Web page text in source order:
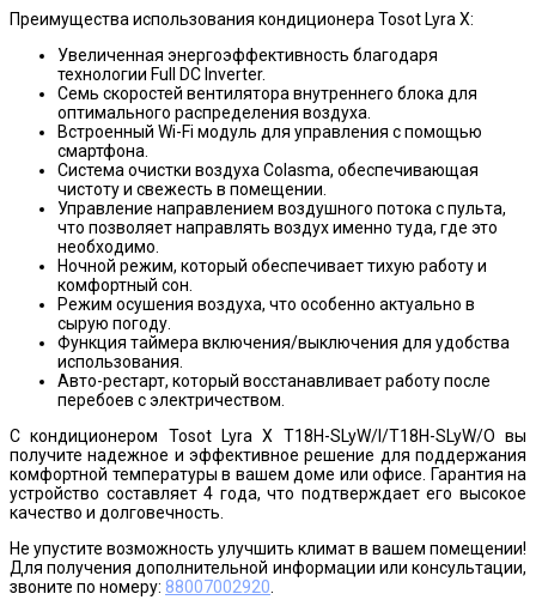
Преимущества использования кондиционера Tosot Lyra X:
Увеличенная энергоэффективность благодаря
технологии Full DC Inverter.
Семь скоростей вентилятора внутреннего блока для
оптимального распределения воздуха.
Встроенный Wi-Fi модуль для управления с помощью
смартфона.
Система очистки воздуха Colasma, обеспечивающая
чистоту и свежесть в помещении.
Управление направлением воздушного потока с пульта,
что позволяет направлять воздух именно туда, где это
необходимо.
Ночной режим, который обеспечивает тихую работу и
комфортный сон.
Режим осушения воздуха, что особенно актуально в
сырую погоду.
Функция таймера включения/выключения для удобства
использования.
Авто-рестарт, который восстанавливает работу после
перебоев с электричеством.
С кондиционером Tosot Lyra X T18H-SLyW/I/T18H-SLyW/O вы
получите надежное и эффективное решение для поддержания
комфортной температуры в вашем доме или офисе. Гарантия на
устройство составляет 4 года, что подтверждает его высокое
качество и долговечность.
Не упустите возможность улучшить климат в вашем помещении!
Для получения дополнительной информации или консультации,
звоните по номеру: 88007002920.